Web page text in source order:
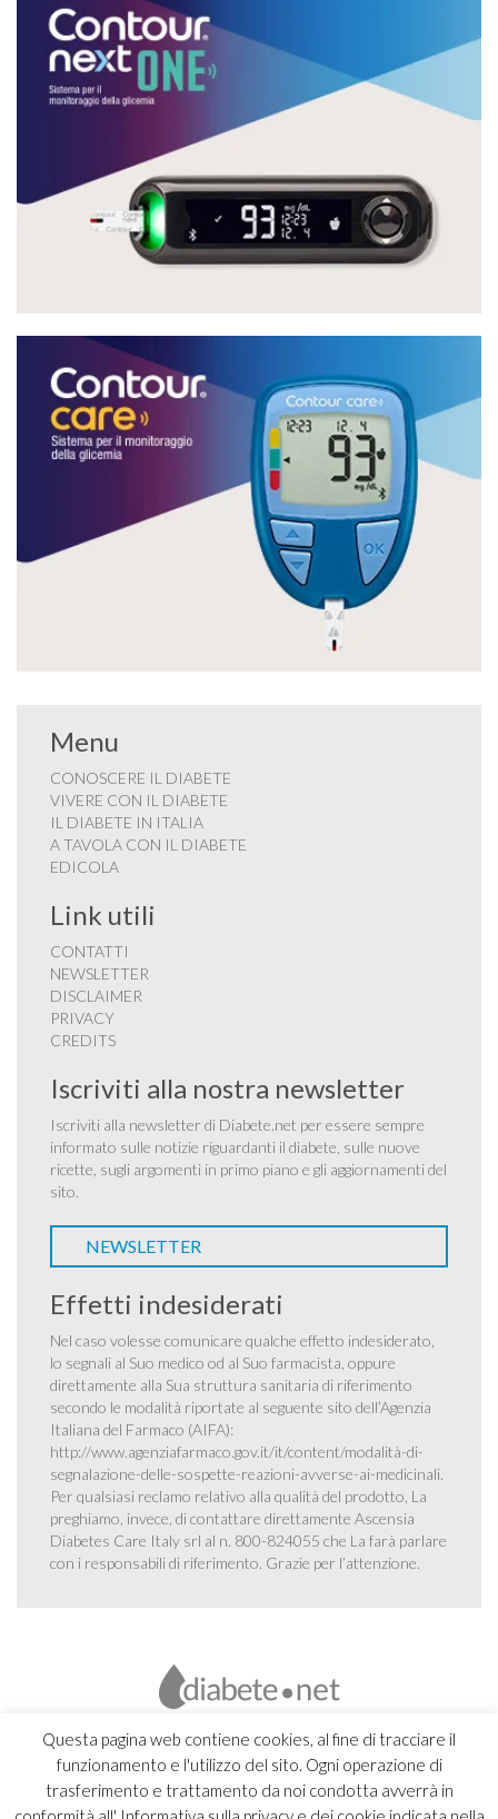
Questa pagina web contiene cookies, al fine di tracciare il
funzionamento e l'utilizzo del sito. Ogni operazione di
trasferimento e trattamento da noi condotta avverrà in
Menu
CONOSCERE IL DIABETE
VIVERE CON IL DIABETE
IL DIABETE IN ITALIA
A TAVOLA CON IL DIABETE
EDICOLA
Link utili
CONTATTI
NEWSLETTER
DISCLAIMER
PRIVACY
CREDITS
Iscriviti alla nostra newsletter
Iscriviti alla newsletter di Diabete.net per essere sempre
informato sulle notizie riguardanti il diabete, sulle nuove
ricette, sugli argomenti in primo piano e gli aggiornamenti del
sito.
NEWSLETTER
Effetti indesiderati
Nel caso volesse comunicare qualche effetto indesiderato,
lo segnali al Suo medico od al Suo farmacista, oppure
direttamente alla Sua struttura sanitaria di riferimento
secondo le modalità riportate al seguente sito dell’Agenzia
Italiana del Farmaco (AIFA):
http://www.agenziafarmaco.gov.it/it/content/modalità-di-
segnalazione-delle-sospette-reazioni-avverse-ai-medicinali.
Per qualsiasi reclamo relativo alla qualità del prodotto, La
preghiamo, invece, di contattare direttamente Ascensia
Diabetes Care Italy srl al n. 800-824055 che La farà parlare
con i responsabili di riferimento. Grazie per l’attenzione.